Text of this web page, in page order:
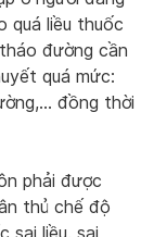
quá liều thuốc
đường cần
quá mức:
đồng thời
phải được
thủ chế độ